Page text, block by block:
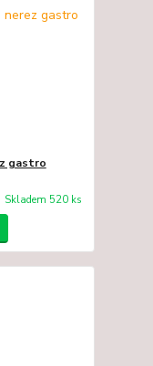
gastro
Skladem 520 ks